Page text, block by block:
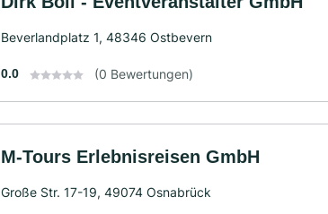
Beverlandplatz 1, 48346 Ostbevern
0.0 (0 Bewertungen)
M-Tours Erlebnisreisen GmbH
Große Str. 17-19, 49074 Osnabrück